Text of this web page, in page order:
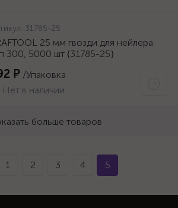
31785-25
25 мм гвозди для нейлера
300, 5000 шт {31785-25}
₽ /Упаковка
Нет в наличии
больше товаров
1 2 3 4 5